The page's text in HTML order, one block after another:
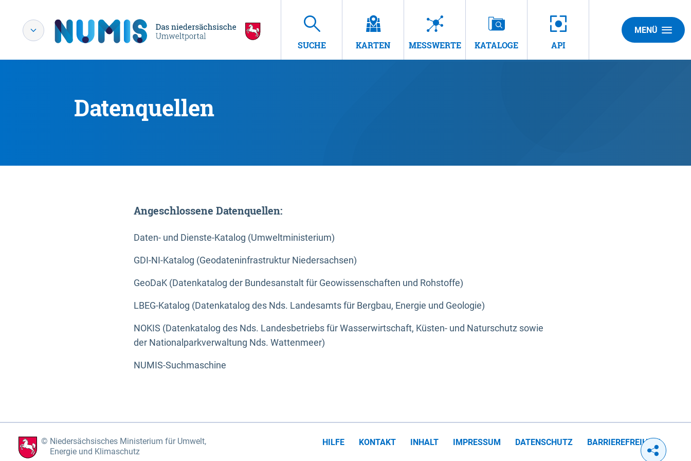
SUCHE KARTEN MESSWERTE KATALOGE API
MENÜ
Datenquellen
Angeschlossene Datenquellen:
Daten- und Dienste-Katalog (Umweltministerium)
GDI-NI-Katalog (Geodateninfrastruktur Niedersachsen)
GeoDaK (Datenkatalog der Bundesanstalt für Geowissenschaften und Rohstoffe)
LBEG-Katalog (Datenkatalog des Nds. Landesamts für Bergbau, Energie und Geologie)
NOKIS (Datenkatalog des Nds. Landesbetriebs für Wasserwirtschaft, Küsten- und Naturschutz sowie
der Nationalparkverwaltung Nds. Wattenmeer)
NUMIS-Suchmaschine
Niedersächsisches Ministerium für Umwelt,
Energie und Klimaschutz
HILFE KONTAKT INHALT IMPRESSUM DATENSCHUTZ BARRIEREFREIHEIT